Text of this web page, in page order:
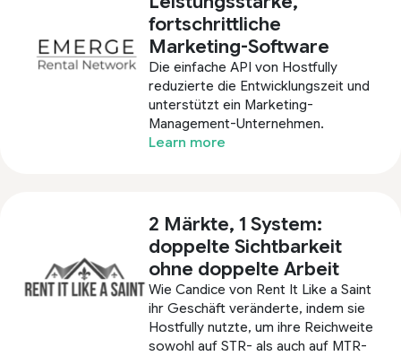
fortschrittliche
Marketing-Software
Die einfache API von Hostfully
reduzierte die Entwicklungszeit und
unterstützt ein Marketing-
Management-Unternehmen.
Learn more
2 Märkte, 1 System:
doppelte Sichtbarkeit
ohne doppelte Arbeit
Wie Candice von Rent It Like a Saint
ihr Geschäft veränderte, indem sie
Hostfully nutzte, um ihre Reichweite
sowohl auf STR- als auch auf MTR-